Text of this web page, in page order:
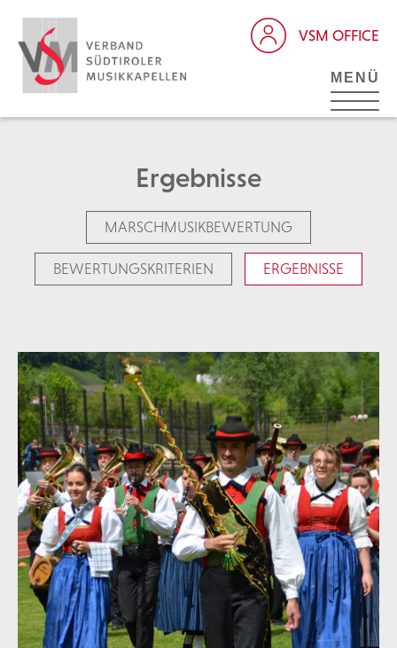
VSM OFFICE
MENÜ
Ergebnisse
MARSCHMUSIKBEWERTUNG
BEWERTUNGSKRITERIEN ERGEBNISSE